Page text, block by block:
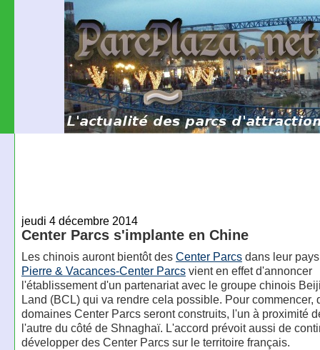
jeudi 4 décembre 2014
Center Parcs s'implante en Chine
Les chinois auront bientôt des Center Parcsdans leur
Pierre & Vacances-Center Parcsvient en effet d'annoncer
l'établissement d'un partenariat avec le groupe chinois
Land (BCL) qui va rendre cela possible. Pour commencer,
domaines Center Parcs seront construits, l'un à proximité
l'autre du côté de Shnaghaï. L'accord prévoit aussi de
développer des Center Parcs sur le territoire français.